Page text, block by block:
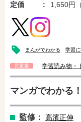
定価
1,650円
まんがでわかる 学習
児童書 学習読み物・
マンガでわかる
監修： 高濱正伸